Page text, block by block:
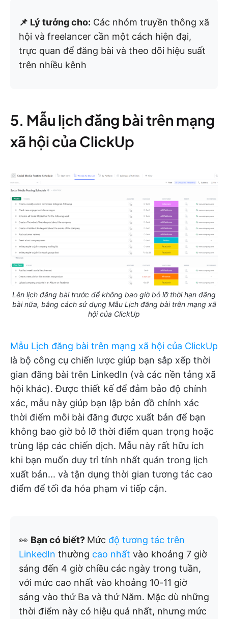
📌 Lý tưởng cho: Các nhóm truyền thông xã
hội và freelancer cần một cách hiện đại,
trực quan để đăng bài và theo dõi hiệu suất
trên nhiều kênh
5. Mẫu lịch đăng bài trên mạng
xã hội của ClickUp
Lên lịch đăng bài trước để không bao giờ bỏ lỡ thời hạn đăng
bài nữa, bằng cách sử dụng Mẫu Lịch đăng bài trên mạng xã
hội của ClickUp
Mẫu Lịch đăng bài trên mạng xã hội của ClickUp
là bộ công cụ chiến lược giúp bạn sắp xếp thời
gian đăng bài trên LinkedIn (và các nền tảng xã
hội khác). Được thiết kế để đảm bảo độ chính
xác, mẫu này giúp bạn lập bản đồ chính xác
thời điểm mỗi bài đăng được xuất bản để bạn
không bao giờ bỏ lỡ thời điểm quan trọng hoặc
trùng lặp các chiến dịch. Mẫu này rất hữu ích
khi bạn muốn duy trì tính nhất quán trong lịch
xuất bản... và tận dụng thời gian tương tác cao
điểm để tối đa hóa phạm vi tiếp cận.
👀 Bạn có biết? Mức độ tương tác trên
LinkedIn thường cao nhất vào khoảng 7 giờ
sáng đến 4 giờ chiều các ngày trong tuần,
với mức cao nhất vào khoảng 10-11 giờ
sáng vào thứ Ba và thứ Năm. Mặc dù những
thời điểm này có hiệu quả nhất, nhưng mức